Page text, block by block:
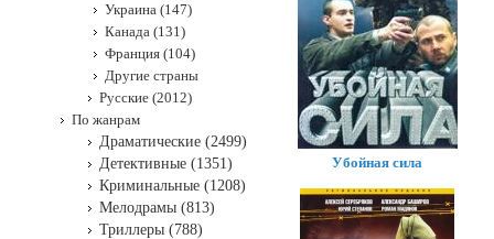
Убойная сила
Украина (147)
Канада (131)
Франция (104)
Другие страны
Русские (2012)
По жанрам
Драматические (2499)
Детективные (1351)
Криминальные (1208)
Мелодрамы (813)
Триллеры (788)